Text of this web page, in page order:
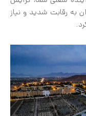
به رقابت شدید و نیاز